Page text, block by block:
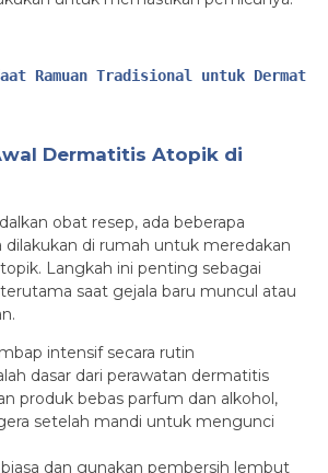
Ramuan Tradisional untuk
Dermatitis Atopik di
obat resep, ada beberapa
dilakukan di rumah untuk meredakan
Langkah ini penting sebagai
saat gejala baru muncul atau
intensif secara rutin
dasar dari perawatan dermatitis
produk bebas parfum dan alkohol,
setelah mandi untuk mengunci
dan gunakan pembersih lembut